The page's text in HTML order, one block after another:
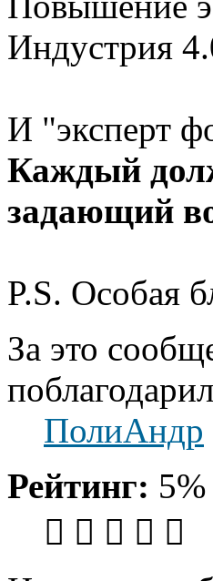
Индустрия
И "эксперт
Каждый
задающий
P.S. Особая
За это
ПолиАндр
Рейтинг: 5%